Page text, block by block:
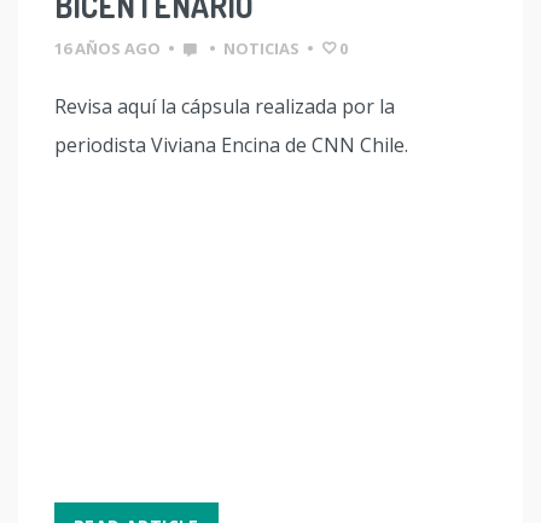
16 AÑOS AGO • • NOTICIAS • 0
Revisa aquí la cápsula realizada por la
periodista Viviana Encina de CNN Chile.